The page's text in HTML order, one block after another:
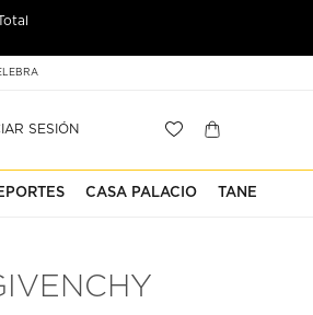
SESIÓN
CASA PALACIO TANE